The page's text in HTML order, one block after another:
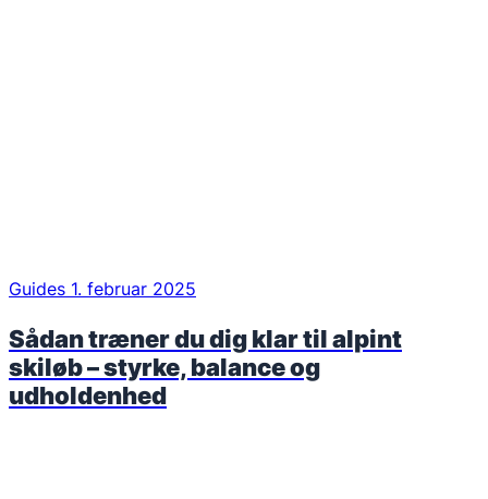
Guides 1. februar 2025
Sådan træner du dig klar til alpint
skiløb – styrke, balance og
udholdenhed